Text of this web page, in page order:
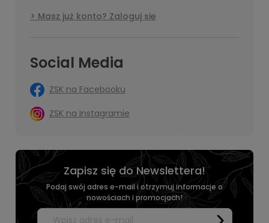
Masz już konto? Zaloguj się
Social Media
ZSK na Facebooku
ZSK na Instagramie
Zapisz się do Newslettera!
Podaj swój adres e-mail i otrzymuj informacje o
nowościach i promocjach!